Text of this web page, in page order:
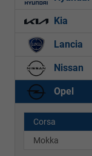
Kia
Lancia
Nissan
Opel
Corsa
Mokka